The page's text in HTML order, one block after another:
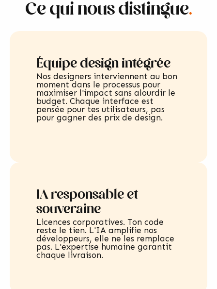
Ce qui nous distingue.
Équipe design intégrée
Nos designers interviennent au bon
moment dans le processus pour
maximiser l'impact sans alourdir le
budget. Chaque interface est
pensée pour tes utilisateurs, pas
pour gagner des prix de design.
IA responsable et
souveraine
Licences corporatives. Ton code
reste le tien. L'IA amplifie nos
développeurs, elle ne les remplace
pas. L'expertise humaine garantit
chaque livraison.